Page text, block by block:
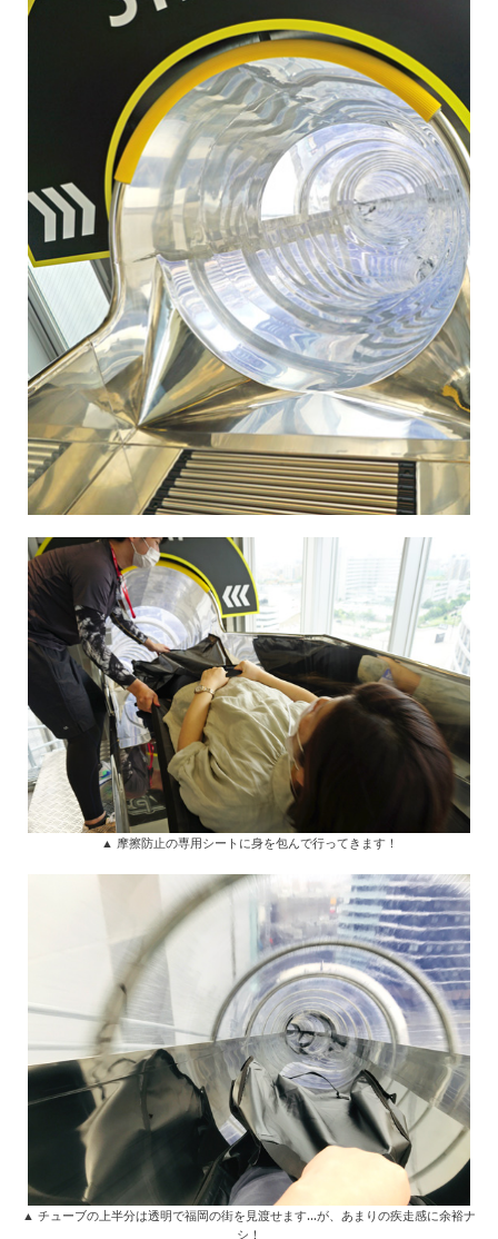
▲ 摩擦防止の専用シートに身を包んで行ってきます！
▲ チューブの上半分は透明で福岡の街を見渡せます…が、あまりの疾走感に余裕ナ
シ！